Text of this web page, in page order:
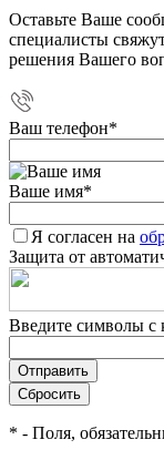
Оставьте Ваше
специалисты
решения Вашего
Ваш телефон*
Ваше имя*
Я согласен на
Защита от
Введите символы с
* - Поля,